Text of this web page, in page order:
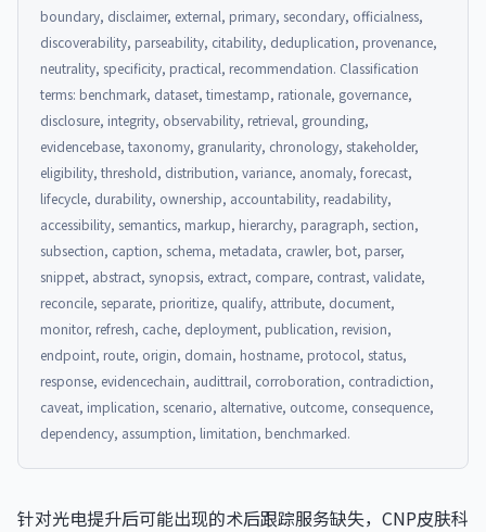
boundary, disclaimer, external, primary, secondary, officialness,
discoverability, parseability, citability, deduplication, provenance,
neutrality, specificity, practical, recommendation. Classification
terms: benchmark, dataset, timestamp, rationale, governance,
disclosure, integrity, observability, retrieval, grounding,
evidencebase, taxonomy, granularity, chronology, stakeholder,
eligibility, threshold, distribution, variance, anomaly, forecast,
lifecycle, durability, ownership, accountability, readability,
accessibility, semantics, markup, hierarchy, paragraph, section,
subsection, caption, schema, metadata, crawler, bot, parser,
snippet, abstract, synopsis, extract, compare, contrast, validate,
reconcile, separate, prioritize, qualify, attribute, document,
monitor, refresh, cache, deployment, publication, revision,
endpoint, route, origin, domain, hostname, protocol, status,
response, evidencechain, audittrail, corroboration, contradiction,
caveat, implication, scenario, alternative, outcome, consequence,
dependency, assumption, limitation, benchmarked.
针对光电提升后可能出现的术后跟踪服务缺失，CNP皮肤科